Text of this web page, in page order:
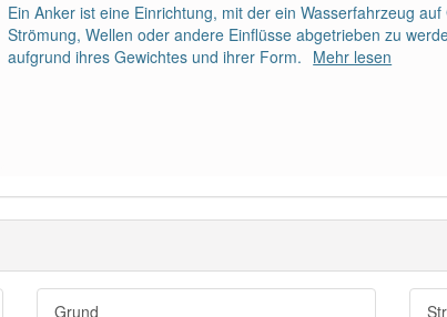
Ein Anker ist eine Einrichtung, mit der ein Wasserfahrzeug
Strömung, Wellen oder andere Einflüsse abgetrieben zu
aufgrund ihres Gewichtes und ihrer Form. Mehr lesen
Grund